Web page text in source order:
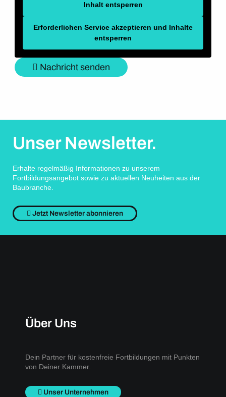
Inhalt entsperren
Erforderlichen Service akzeptieren und Inhalte
entsperren
Nachricht senden
Unser Newsletter.
Erhalte regelmäßig Informationen zu unserem
Fortbildungsangebot sowie zu aktuellen Neuheiten aus der
Baubranche.
Jetzt Newsletter abonnieren
Über Uns
Dein Partner für kostenfreie Fortbildungen mit Punkten
von Deiner Kammer.
Unser Unternehmen